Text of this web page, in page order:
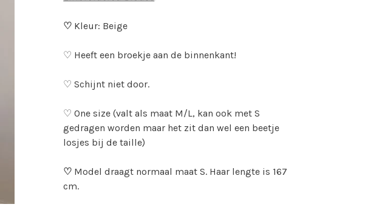
♡ Kleur: Beige
♡ Heeft een broekje aan de binnenkant!
♡ Schijnt niet door.
♡ One size (valt als maat M/L, kan ook met S
gedragen worden maar het zit dan wel een beetje
losjes bij de taille)
♡ Model draagt normaal maat S. Haar lengte is 167
cm.